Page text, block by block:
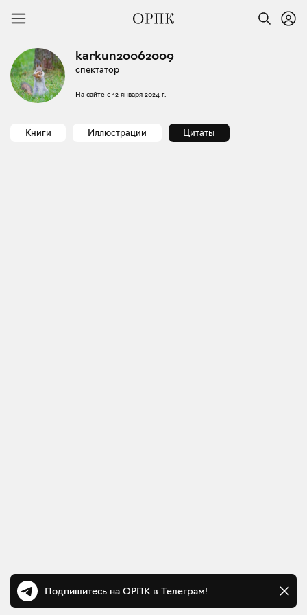
karkun20062009
спектатор
На сайте с 12 января 2024 г.
Книги Иллюстрации Цитаты
Подпишитесь на ОРПК в Телеграм!